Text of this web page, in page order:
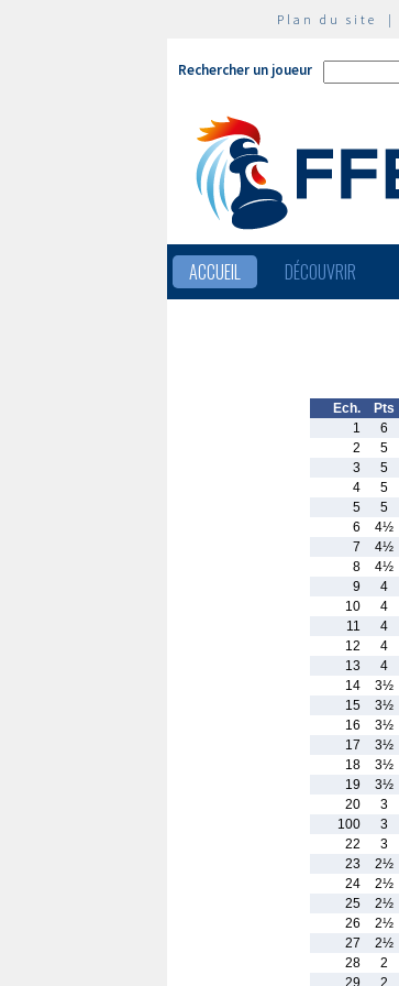
Plan du site |
Rechercher un joueur
ACCUEIL DÉCOUVRIR
Ech. Pts
1
6
2
5
3
5
4
5
5
5
6
4½
7
4½
8
4½
9
4
10
4
11
4
12
4
13
4
14
3½
15
3½
16
3½
17
3½
18
3½
19
3½
20
3
100
3
22
3
23
2½
24
2½
25
2½
26
2½
27
2½
28
2
29
2